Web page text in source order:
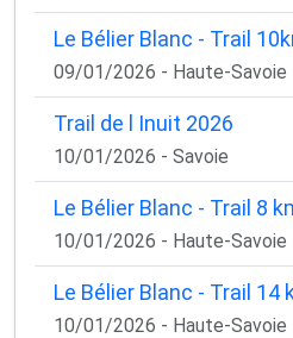
Le Bélier Blanc - Trail
09/01/2026 - Haute-Savoie
Trail de l Inuit 2026
10/01/2026 - Savoie
Le Bélier Blanc - Trail 8
10/01/2026 - Haute-Savoie
Le Bélier Blanc - Trail 14
10/01/2026 - Haute-Savoie